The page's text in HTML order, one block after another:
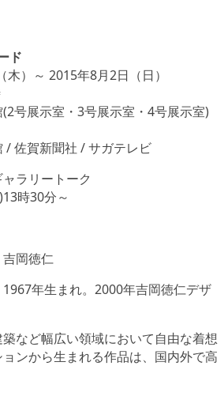
ド
）～ 2015年8月2日（日）
号展示室・3号展示室・4号展示室)
/ 佐賀新聞社 / サガテレビ
ラリートーク
時30分～
吉岡徳仁
1967年生まれ。2000年吉岡徳仁デザ
など幅広い領域において自由な着想
ンから生まれる作品は、国内外で高